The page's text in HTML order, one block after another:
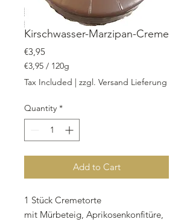
Kirschwasser-Marzipan-Creme
€3,95Price
€3,95 / 120g
€3,95
per
Grams
Tax Included | zzgl. Versand Lieferung
Quantity *
Add to Cart
1 Stück Cremetorte
mit Mürbeteig, Aprikosenkonfitüre,